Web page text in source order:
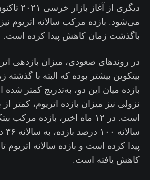
دیگری از
می‌شود. بازده مرکب سالانه اتریوم نیز
باگذشت زمان کاهش پیدا کرده است.
در روندهای صعودی، میزان بازدهی
بیتکوین بیشتر بوده که البته با گذشته
بازده میان این دو، به‌تدریج کمتر
نزولی نیز میزان بازده اتریوم، کمتر از
است. در ۱۲ ماه اخیر، بازده
کاهش یافته است.